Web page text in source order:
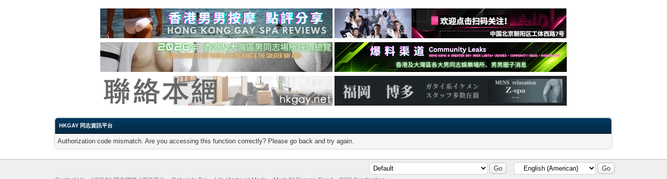
HKGAY 同志資訊平台
Authorization code mismatch. Are you accessing this function correctly? Please go back and try again.